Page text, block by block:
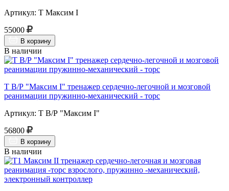
Артикул: Т Максим I
55000
В корзину
В наличии
Т В/Р "Максим I" тренажер сердечно-легочной и мозговой
реанимации пружинно-механический - торс
Артикул: Т В/Р "Максим I"
56800
В корзину
В наличии